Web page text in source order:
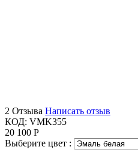
2 Отзыва Написать отзыв
КОД: VMK355
20 100 Р
Выберите цвет :